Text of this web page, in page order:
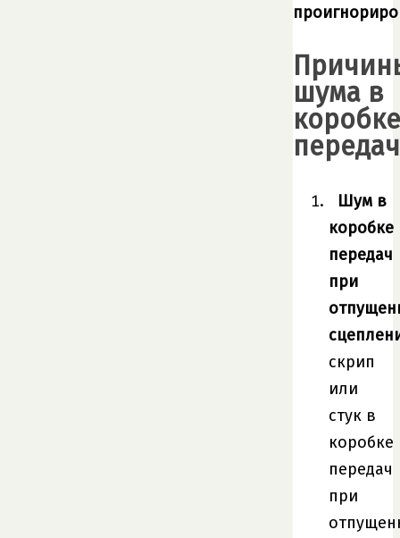
шума в
коробке
передач
Шум в
коробке
передач
при
скрип
или
стук в
коробке
передач
при